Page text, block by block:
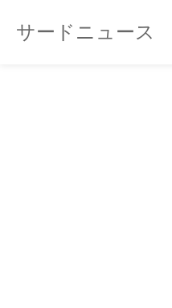
サードニュース